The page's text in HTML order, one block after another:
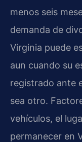
menos seis
demanda de
Virginia puede
aun cuando su
registrado ante
sea otro.
vehículos, el
permanecer en